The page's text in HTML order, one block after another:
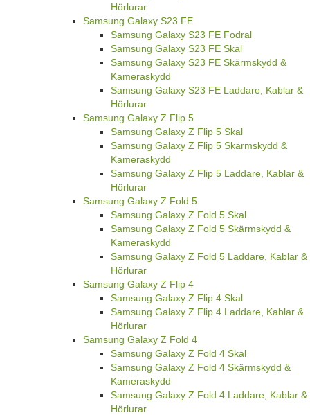
Hörlurar
Samsung Galaxy S23 FE
Samsung Galaxy S23 FE Fodral
Samsung Galaxy S23 FE Skal
Samsung Galaxy S23 FE Skärmskydd &
Kameraskydd
Samsung Galaxy S23 FE Laddare, Kablar &
Hörlurar
Samsung Galaxy Z Flip 5
Samsung Galaxy Z Flip 5 Skal
Samsung Galaxy Z Flip 5 Skärmskydd &
Kameraskydd
Samsung Galaxy Z Flip 5 Laddare, Kablar &
Hörlurar
Samsung Galaxy Z Fold 5
Samsung Galaxy Z Fold 5 Skal
Samsung Galaxy Z Fold 5 Skärmskydd &
Kameraskydd
Samsung Galaxy Z Fold 5 Laddare, Kablar &
Hörlurar
Samsung Galaxy Z Flip 4
Samsung Galaxy Z Flip 4 Skal
Samsung Galaxy Z Flip 4 Laddare, Kablar &
Hörlurar
Samsung Galaxy Z Fold 4
Samsung Galaxy Z Fold 4 Skal
Samsung Galaxy Z Fold 4 Skärmskydd &
Kameraskydd
Samsung Galaxy Z Fold 4 Laddare, Kablar &
Hörlurar